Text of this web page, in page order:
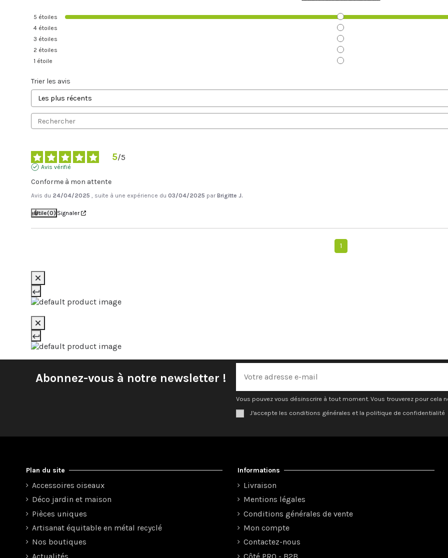
5 étoiles
4 étoiles
3 étoiles
2 étoiles
1 étoile
Trier les avis
5/5
Avis vérifié
Conforme à mon attente
Avis du 24/04/2025 , suite à une expérience du 03/04/2025 par Brigitte J.
Utile(0) Signaler
1
Abonnez-vous à notre newsletter !
Vous pouvez vous désinscrire à tout moment. Vous trouverez pour
J'accepte les conditions générales et la politique de confidentialité
Plan du site
Accessoires oiseaux
Déco jardin et maison
Pièces uniques
Artisanat équitable en métal recyclé
Nos boutiques
Informations
Livraison
Mentions légales
Conditions générales de vente
Mon compte
Contactez-nous